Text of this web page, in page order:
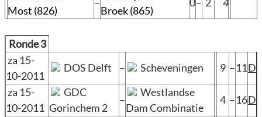
Most (826)
Broek (865)
Ronde 3
za 15-
10-2011
DOS Delft – Scheveningen 9 –11D
za 15-
10-2011
GDC
Gorinchem 2
–
Westlandse
Dam Combinatie
4 –16D